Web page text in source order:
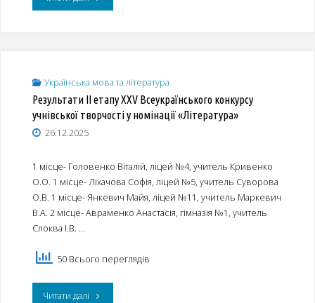
імені
Тараса
етапу
конкурсу
імені
Шевченка"
Українська мова та література
Результати ІІ етапу ХХV Всеукраїнського конкурсу
учнівської творчості у номінації «Література»
26.12.2025
1 місце- Головенко Віталій, ліцей №4, учитель Кривенко
О.О. 1 місце- Ліхачова Софія, ліцей №5, учитель Суворова
О.В. 1 місце- Янкевич Майя, ліцей №11, учитель Маркевич
В.А. 2 місце- Авраменко Анастасія, гімназія №1, учитель
Слоква І.В. …
50 Всього переглядів
Читати далі"Результати